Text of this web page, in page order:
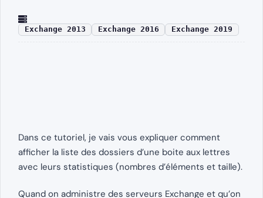
Exchange 2013 Exchange 2016 Exchange 2019
Dans ce tutoriel, je vais vous expliquer comment
afficher la liste des dossiers d’une boite aux lettres
avec leurs statistiques (nombres d’éléments et taille).
Quand on administre des serveurs Exchange et qu’on